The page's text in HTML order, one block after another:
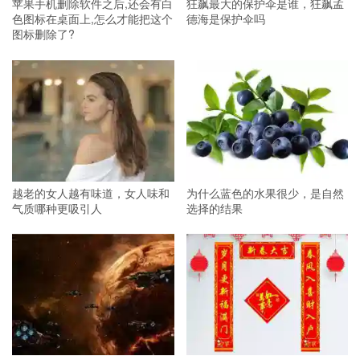
苹果手机删除软件之后,还会有白
色图标在桌面上,怎么才能把这个
图标删除了?
狂飙最大的保护伞是谁，狂飙孟
德海是保护伞吗
越老的女人越有味道，女人味和
气质哪种更吸引人
为什么蓝色的水果很少，是自然
选择的结果